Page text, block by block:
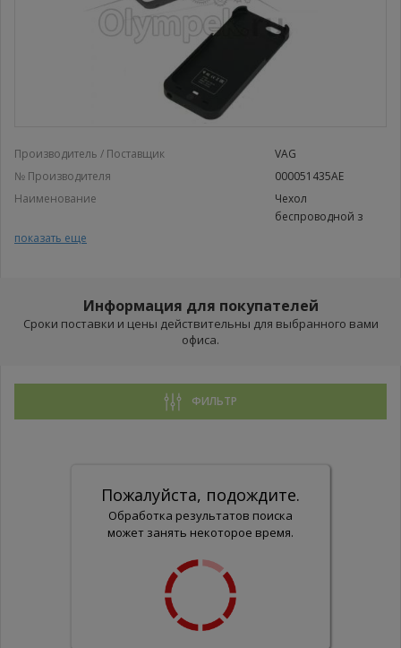
Производитель / Поставщик
VAG
№ Производителя
000051435AE
Наименование
Чехол
беспроводной з
Чехол беспроводной з
показать еще
Информация для покупателей
Сроки поставки и цены действительны для выбранного вами
офиса.
ФИЛЬТР
Пожалуйста, подождите.
Обработка результатов поиска
может занять некоторое время.